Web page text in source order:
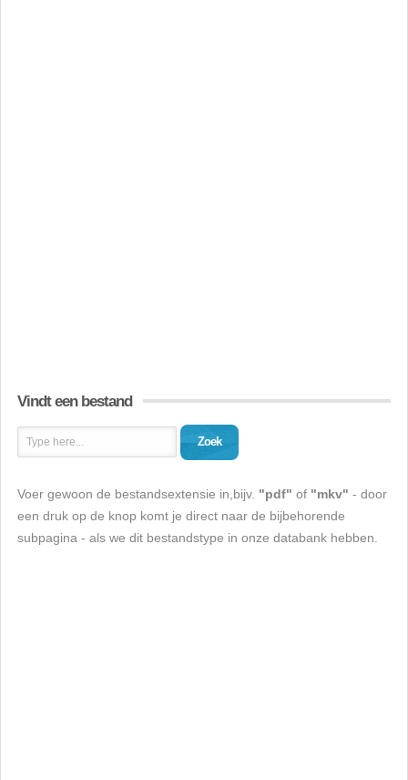
Vindt een bestand
Zoek
Voer gewoon de bestandsextensie in,bijv. "pdf" of "mkv" - door
een druk op de knop komt je direct naar de bijbehorende
subpagina - als we dit bestandstype in onze databank hebben.